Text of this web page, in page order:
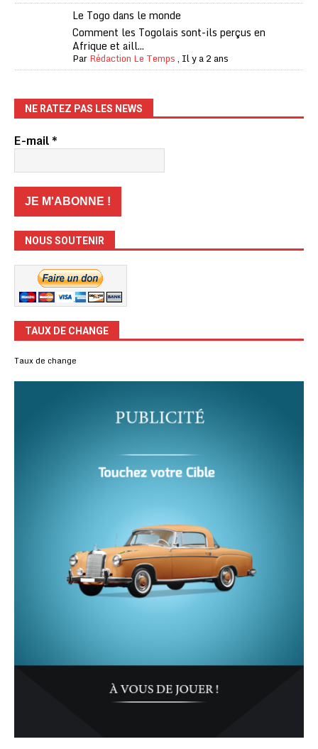
Le Togo dans le monde
Comment les Togolais sont-ils perçus en
Afrique et aill...
ParRédaction Le Temps, Il y a 2 ans
NE RATEZ PAS LES NEWS
E-mail*
NOUS SOUTENIR
TAUX DE CHANGE
Taux de change